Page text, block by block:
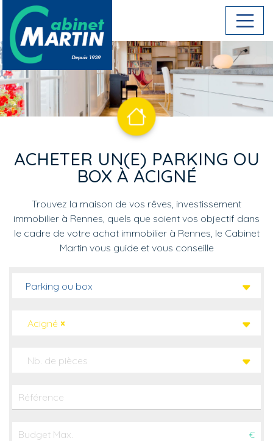
Aller au contenu principal
ACHETER UN(E) PARKING OU
BOX À ACIGNÉ
Trouvez la maison de vos rêves, investissement
immobilier à Rennes, quels que soient vos objectif dans
le cadre de votre achat immobilier à Rennes, le Cabinet
Martin vous guide et vous conseille
Parking ou box
×
Acigné
Nb. de pièces
€